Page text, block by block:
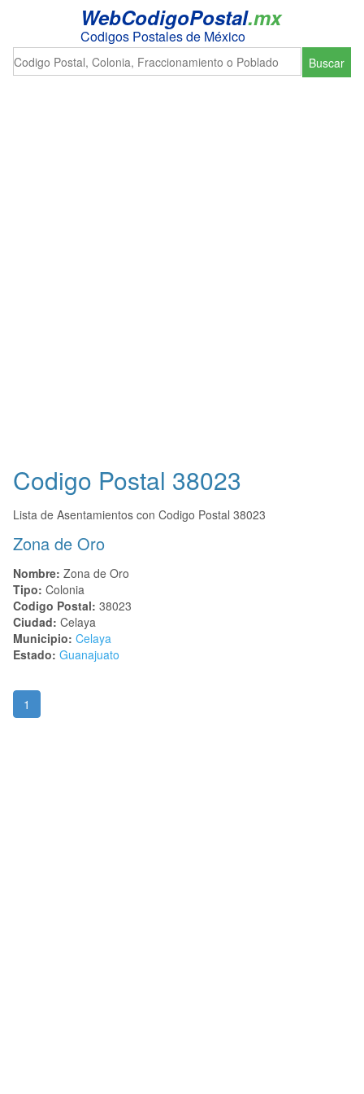
WebCodigoPostal.mx
Codigos Postales de México
Buscar
Codigo Postal 38023
Lista de Asentamientos con Codigo Postal 38023
Zona de Oro
Nombre: Zona de Oro
Tipo: Colonia
Codigo Postal: 38023
Ciudad: Celaya
Municipio: Celaya
Estado: Guanajuato
1